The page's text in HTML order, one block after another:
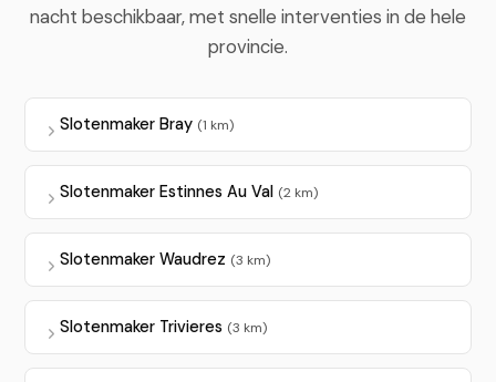
nacht beschikbaar, met snelle interventies in de hele
provincie.
Slotenmaker Bray (1 km)
Slotenmaker Estinnes Au Val (2 km)
Slotenmaker Waudrez (3 km)
Slotenmaker Trivieres (3 km)